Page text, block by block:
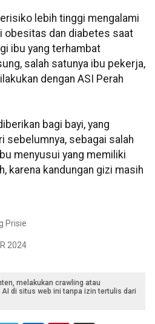
lebih tinggi mengalami
obesitas dan diabetes saat
ibu yang terhambat
salah satunya ibu pekerja,
dengan ASI Perah
bagi bayi, yang
sebelumnya, sebagai salah
menyusui yang memiliki
karena kandungan gizi masih
Prisie
2024
melakukan crawling atau
di situs web ini tanpa izin tertulis dari